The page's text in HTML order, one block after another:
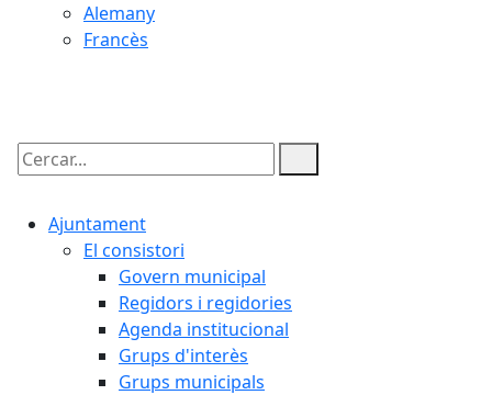
Alemany
Francès
Cercar:
Ajuntament
El consistori
Govern municipal
Regidors i regidories
Agenda institucional
Grups d'interès
Grups municipals